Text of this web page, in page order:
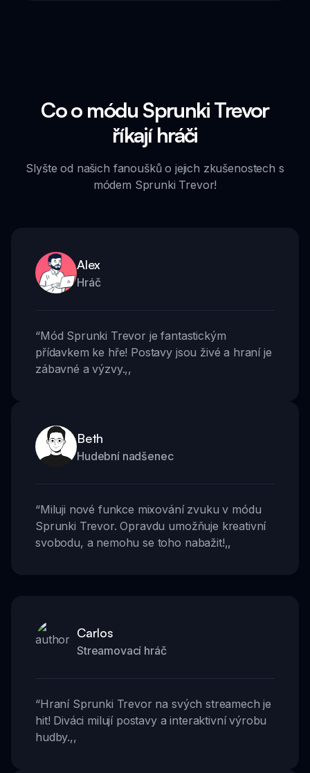
Co o módu Sprunki Trevor
říkají hráči
Slyšte od našich fanoušků o jejich zkušenostech s
módem Sprunki Trevor!
Alex
Hráč
“Mód Sprunki Trevor je fantastickým
přídavkem ke hře! Postavy jsou živé a hraní je
zábavné a výzvy.,,
Beth
Hudební nadšenec
“Miluji nové funkce mixování zvuku v módu
Sprunki Trevor. Opravdu umožňuje kreativní
svobodu, a nemohu se toho nabažit!,,
Carlos
Streamovací hráč
“Hraní Sprunki Trevor na svých streamech je
hit! Diváci milují postavy a interaktivní výrobu
hudby.,,